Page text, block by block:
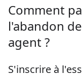
Comment
l'abandon
agent ?
S'inscrire à